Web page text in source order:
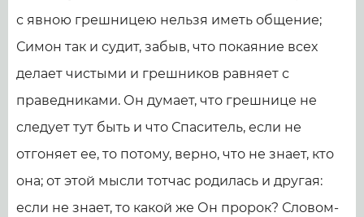
с явною грешницею нельзя иметь общение;
Симон так и судит, забыв, что покаяние всех
делает чистыми и грешников равняет с
праведниками. Он думает, что грешнице не
следует тут быть и что Спаситель, если не
отгоняет ее, то потому, верно, что не знает, кто
она; от этой мысли тотчас родилась и другая:
если не знает, то какой же Он пророк? Словом-